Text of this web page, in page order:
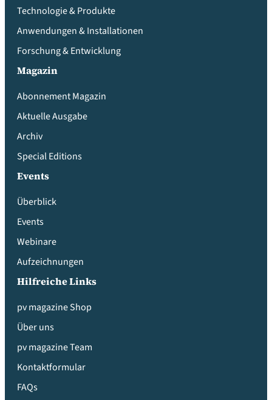
Technologie & Produkte
Anwendungen & Installationen
Forschung & Entwicklung
Magazin
Abonnement Magazin
Aktuelle Ausgabe
Archiv
Special Editions
Events
Überblick
Events
Webinare
Aufzeichnungen
Hilfreiche Links
pv magazine Shop
Über uns
pv magazine Team
Kontaktformular
FAQs